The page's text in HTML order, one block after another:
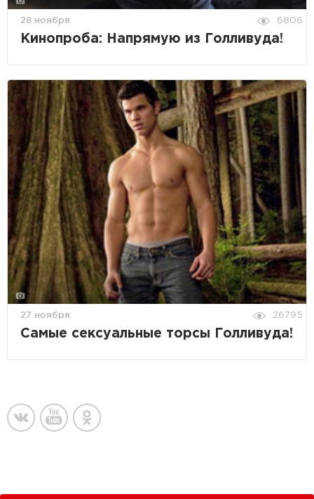
28 ноября 6806
Кинопроба: Напрямую из Голливуда!
27 ноября 26795
Самые сексуальные торсы Голливуда!